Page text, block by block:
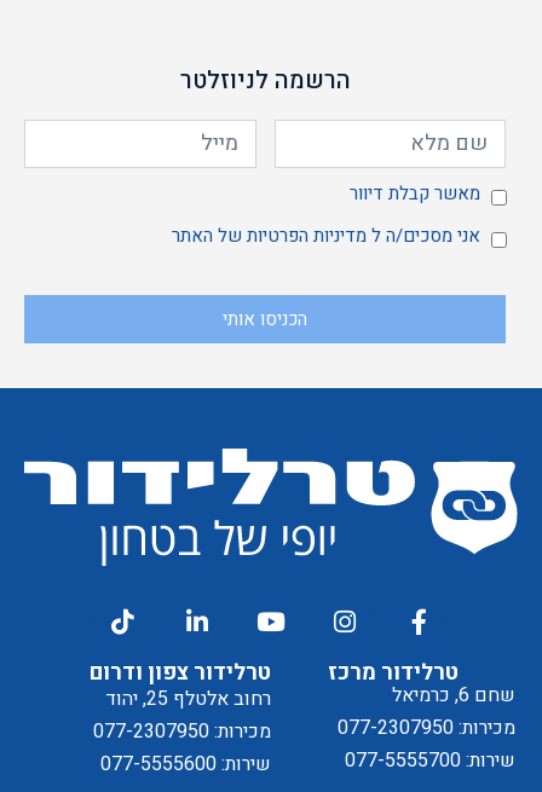
הרשמה לניוזלטר
מאשר
קבלת
דיוור
מאשר קבלת דיוור
אני
ל
אני מסכים/ה ל מדיניות הפרטיות של האתר
הכניסו אותי
טרלידור מרכז
שחם 6, כרמיאל
מכירות: 077-2307950
שירות: 077-5555700
טרלידור צפון ודרום
רחוב אלטלף 25, יהוד
מכירות: 077-2307950
שירות: 077-5555600